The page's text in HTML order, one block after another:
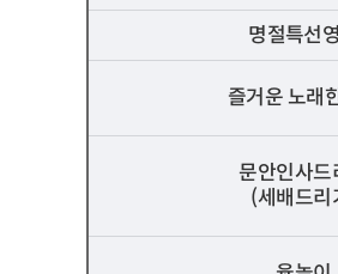
명절특선
즐거운 노래
문안인사드
(세배드리